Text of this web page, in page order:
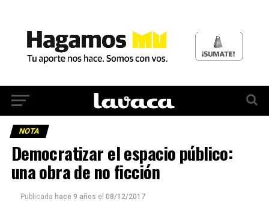
NOTA
Democratizar el espacio público:
una obra de no ficción
Publicada hace 9 años el 08/12/2017